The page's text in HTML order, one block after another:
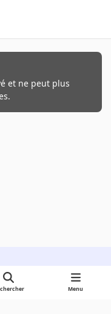
et ne peut plus
Menu